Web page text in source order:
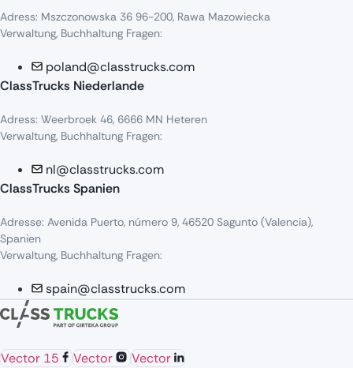
Adress: Mszczonowska 36 96-200, Rawa Mazowiecka
Verwaltung, Buchhaltung Fragen:
poland@classtrucks.com
ClassTrucks Niederlande​
Adress: Weerbroek 46, 6666 MN Heteren
Verwaltung, Buchhaltung Fragen:
nl@classtrucks.com
ClassTrucks Spanien
Adresse: Avenida Puerto, número 9, 46520 Sagunto (Valencia),
Spanien
Verwaltung, Buchhaltung Fragen:
spain@classtrucks.com
Vector 15 Vector
Vector